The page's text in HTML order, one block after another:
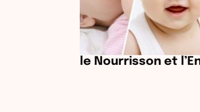
le Nourrisson et